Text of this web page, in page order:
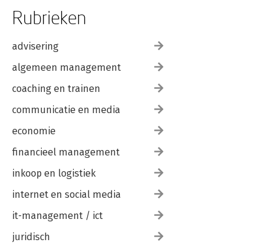
Rubrieken
advisering
algemeen management
coaching en trainen
communicatie en media
economie
financieel management
inkoop en logistiek
internet en social media
it-management / ict
juridisch